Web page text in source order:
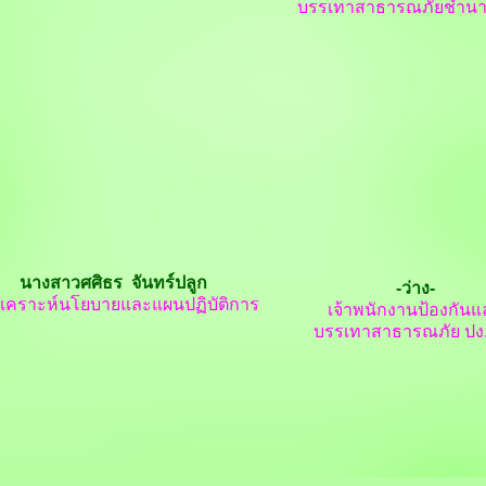
บรรเทาสาธารณภัยชำน
นางสาวศศิธร จันทร์ปลูก
คราะห์นโยบายและแผนปฏิบัติการ
-ว่าง-
เจ้าพนักงานป้องกันแ
บรรเทาสาธารณภัย ปง